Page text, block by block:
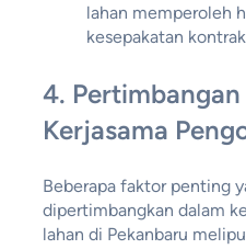
lahan memperoleh
kesepakatan
4.
Kerjasama
Beberapa faktor penting
dipertimbangkan dalam
lahan di Pekanbaru